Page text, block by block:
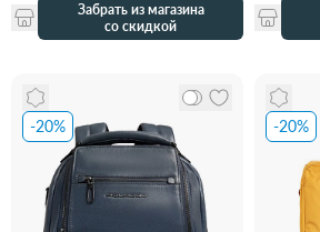
Забрать из магазина
со скидкой
-20% -20%